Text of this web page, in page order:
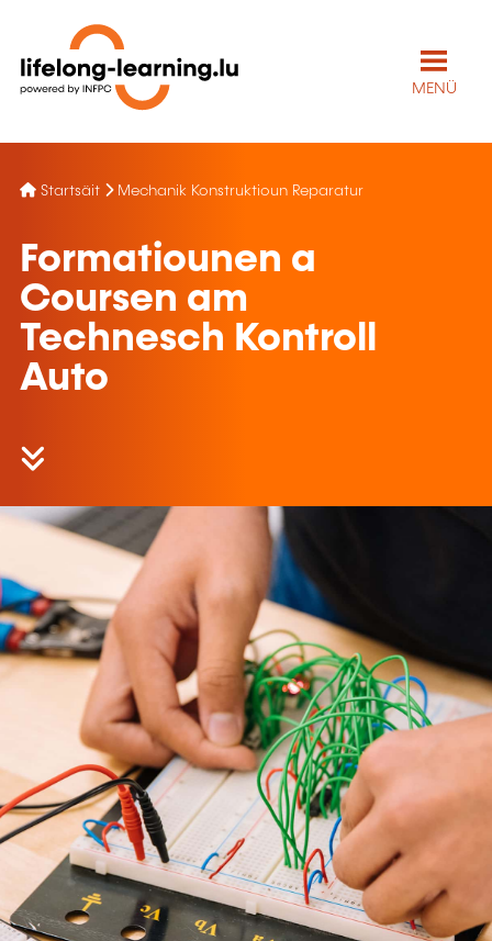
MENÜ
Startsäit Mechanik Konstruktioun Reparatur
Formatiounen a
Coursen am
Technesch Kontroll
Auto